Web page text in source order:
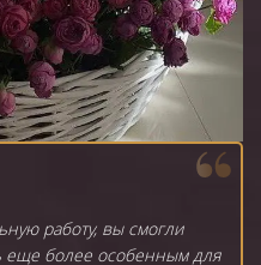
работу, вы смогли
еще более особенным для